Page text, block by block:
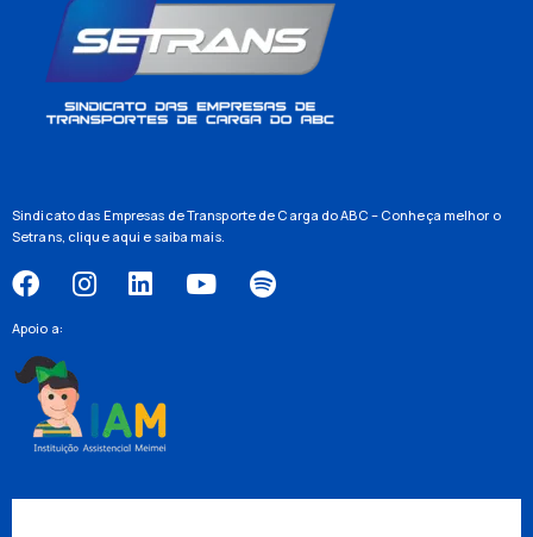
Sindicato das Empresas de Transporte de Carga do ABC – Conheça melhor o
Setrans, clique aqui e saiba mais.
Apoio a: